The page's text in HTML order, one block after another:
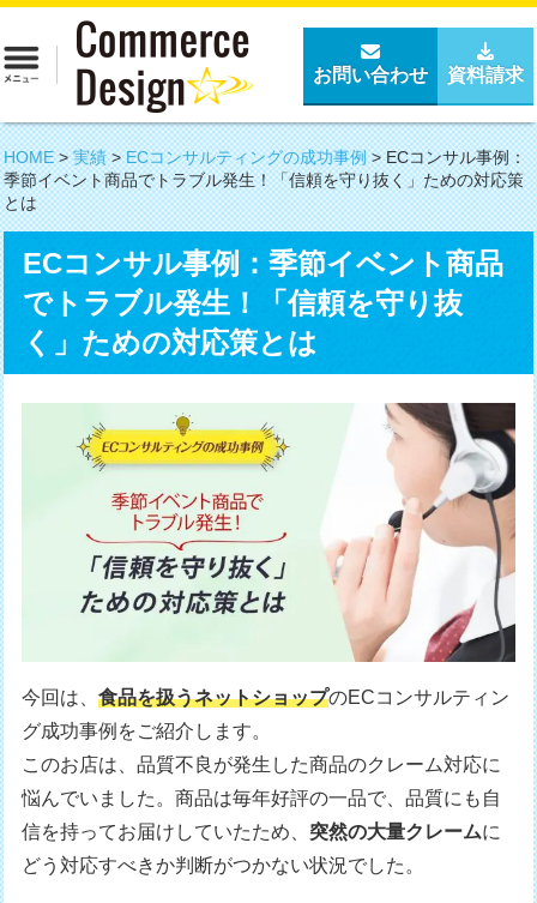
お問い合わせ 資料請求
HOME>実績>ECコンサルティングの成功事例>ECコンサル事例：
季節イベント商品でトラブル発生！「信頼を守り抜く」ための対応策
とは
ECコンサル事例：季節イベント商品
でトラブル発生！「信頼を守り抜
く」ための対応策とは
今回は、食品を扱うネットショップのECコンサルティン
グ成功事例をご紹介します。
このお店は、品質不良が発生した商品のクレーム対応に
悩んでいました。商品は毎年好評の一品で、品質にも自
信を持ってお届けしていたため、 突然の大量クレームに
どう対応すべきか判断がつかない状況でした。